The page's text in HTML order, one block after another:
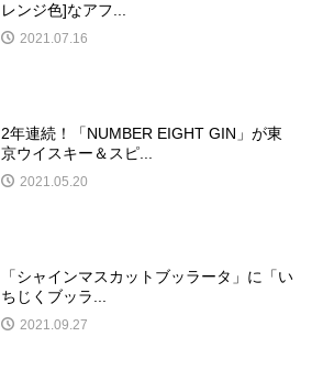
レンジ色]なアフ...
2021.07.16
2年連続！「NUMBER EIGHT GIN」が東
京ウイスキー＆スピ...
2021.05.20
「シャインマスカットブッラータ」に「い
ちじくブッラ...
2021.09.27